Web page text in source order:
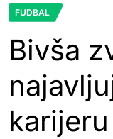
FUDBAL
Bivša